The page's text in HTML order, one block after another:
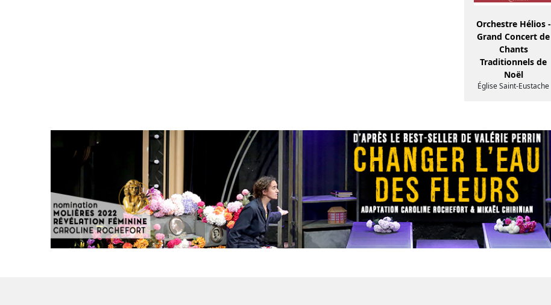
Orchestre Hélios -
Grand Concert de
Chants
Traditionnels de
Noël
Église Saint-Eustache